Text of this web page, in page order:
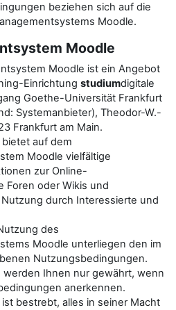
beziehen sich auf die
Moodle.
Moodle
Moodle ist ein Angebot
Einrichtung studiumdigitale
Goethe-Universität Frankfurt
Systemanbieter), Theodor-W.-
Frankfurt am Main.
auf dem
Moodle vielfältige
zur Online-
Foren oder Wikis und
durch Interessierte und
des
Moodle unterliegen den im
Nutzungsbedingungen.
Ihnen nur gewährt, wenn
anerkennen.
bestrebt, alles in seiner Macht